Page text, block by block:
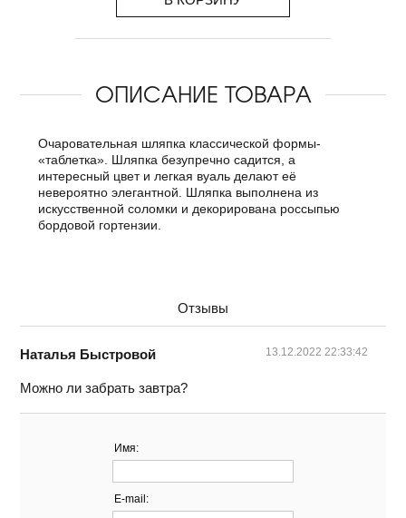
ОПИСАНИЕ ТОВАРА
Очаровательная шляпка классической формы-
«таблетка». Шляпка безупречно садится, а
интересный цвет и легкая вуаль делают её
невероятно элегантной. Шляпка выполнена из
искусственной соломки и декорирована россыпью
бордовой гортензии.
Отзывы
Наталья Быстровой 13.12.2022 22:33:42
Можно ли забрать завтра?
Имя:
E-mail: